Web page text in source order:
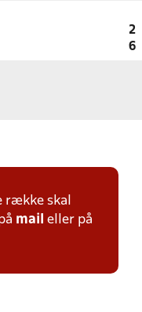
2
6
række skal
mail eller på